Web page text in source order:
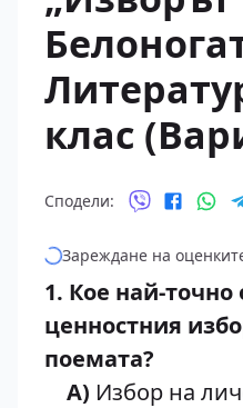
клас
Сподели:
Зареждане на
1. Кое най-точно
ценностния
поемата?
А) Избор на